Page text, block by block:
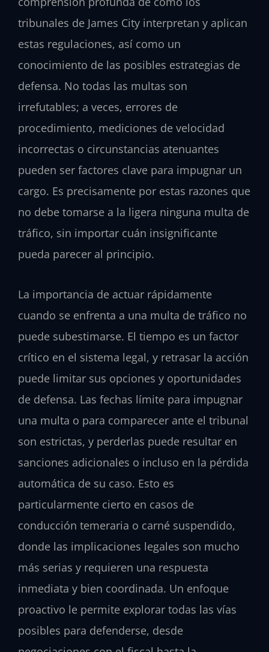
tribunales de James City interpretan y aplican
estas regulaciones, así como un
conocimiento de las posibles estrategias de
defensa. No todas las multas son
irrefutables; a veces, errores de
procedimiento, mediciones de velocidad
incorrectas o circunstancias atenuantes
pueden ser factores clave para impugnar un
cargo. Es precisamente por estas razones que
no debe tomarse a la ligera ninguna multa de
tráfico, sin importar cuán insignificante
pueda parecer al principio.
La importancia de actuar rápidamente
cuando se enfrenta a una multa de tráfico no
puede subestimarse. El tiempo es un factor
crítico en el sistema legal, y retrasar la acción
puede limitar sus opciones y oportunidades
de defensa. Las fechas límite para impugnar
una multa o para comparecer ante el tribunal
son estrictas, y perderlas puede resultar en
sanciones adicionales o incluso en la pérdida
automática de su caso. Esto es
particularmente cierto en casos de
conducción temeraria o carné suspendido,
donde las implicaciones legales son mucho
más serias y requieren una respuesta
inmediata y bien coordinada. Un enfoque
proactivo le permite explorar todas las vías
posibles para defenderse, desde